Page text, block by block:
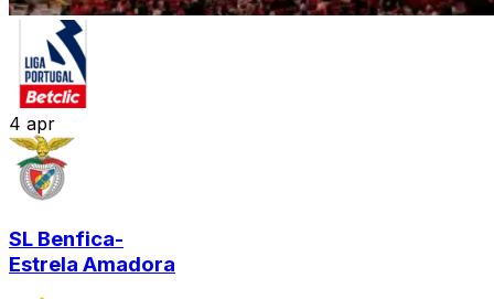
4 apr
SL Benfica-
Estrela Amadora